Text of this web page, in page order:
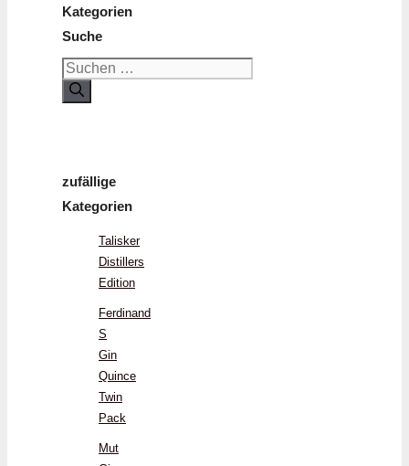
Kategorien
Suche
Suchen
nach:
zufällige
Kategorien
Talisker
Distillers
Edition
Ferdinand
S
Gin
Quince
Twin
Pack
Mut